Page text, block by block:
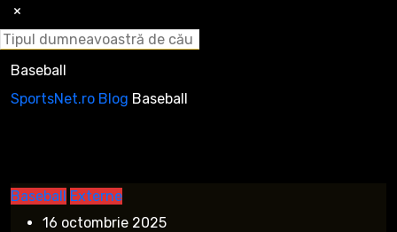
×
Baseball
SportsNet.ro Blog Baseball
Baseball Externe
16 octombrie 2025